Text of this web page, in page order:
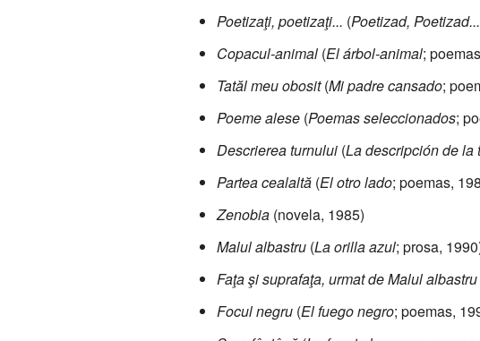
Poetizaţi, poetizaţi... (Poetizad, Poetizad...
Copacul-animal(El árbol-animal;
Tatăl meu obosit(Mi padre cansado;
Poeme alese(Poemas seleccionados;
Descrierea turnului(La descripción de la
Partea cealaltă(El otro lado; poemas,
Zenobia(novela, 1985)
Malul albastru(La orilla azul; prosa,
Faţa şi suprafaţa, urmat de Malul albastru
Focul negru(El fuego negro; poemas,